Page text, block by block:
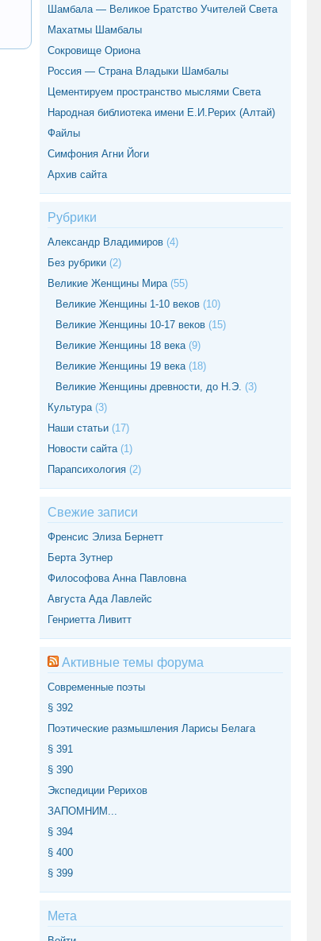
Шамбала — Великое Братство Учителей Света
Махатмы Шамбалы
Сокровище Ориона
Россия — Страна Владыки Шамбалы
Цементируем пространство мыслями Света
Народная библиотека имени Е.И.Рерих (Алтай)
Файлы
Симфония Агни Йоги
Архив сайта
Рубрики
Александр Владимиров(4)
Без рубрики(2)
Великие Женщины Мира(55)
Великие Женщины 1-10 веков(10)
Великие Женщины 10-17 веков(15)
Великие Женщины 18 века(9)
Великие Женщины 19 века(18)
Великие Женщины древности, до Н.Э. (3)
Культура(3)
Наши статьи(17)
Новости сайта(1)
Парапсихология(2)
Свежие записи
Френсис Элиза Бернетт
Берта Зутнер
Философова Анна Павловна
Августа Ада Лавлейс
Генриетта Ливитт
Активные темы форума
Современные поэты
§ 392
Поэтические размышления Ларисы Белага
§ 391
§ 390
Экспедиции Рерихов
ЗАПОМНИМ...
§ 394
§ 400
§ 399
Мета